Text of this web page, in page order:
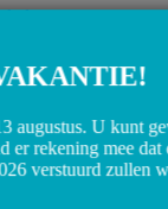
augustus. U kunt
er rekening mee dat
verstuurd zullen